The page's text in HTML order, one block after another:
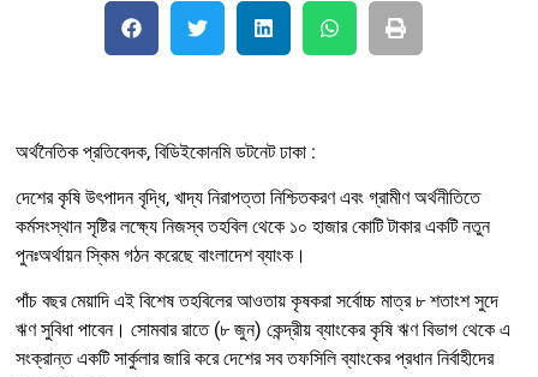
অর্থনৈতিক প্রতিবেদক, বিডিইকোনমি ডটনেট ঢাকা :
দেশের কৃষি উৎপাদন বৃদ্ধি, খাদ্য নিরাপত্তা নিশ্চিতকরণ এবং গ্রামীণ অর্থনীতিতে
কর্মসংস্থান সৃষ্টির লক্ষ্যে নিজস্ব তহবিল থেকে ১০ হাজার কোটি টাকার একটি নতুন
পুনঃঅর্থায়ন স্কিম গঠন করেছে বাংলাদেশ ব্যাংক।
পাঁচ বছর মেয়াদি এই বিশেষ তহবিলের আওতায় কৃষকরা সর্বোচ্চ মাত্র ৮ শতাংশ সুদে
ঋণ সুবিধা পাবেন। সোমবার রাতে (৮ জুন) কেন্দ্রীয় ব্যাংকের কৃষি ঋণ বিভাগ থেকে এ
সংক্রান্ত একটি সার্কুলার জারি করে দেশের সব তফসিলি ব্যাংকের প্রধান নির্বাহীদের